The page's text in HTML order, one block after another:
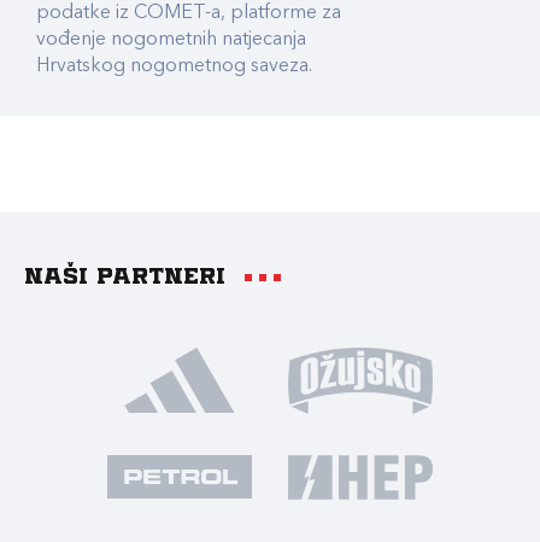
podatke iz COMET-a, platforme za
vođenje nogometnih natjecanja
Hrvatskog nogometnog saveza.
Naši partneri